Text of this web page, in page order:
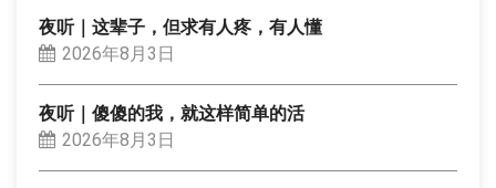
夜听｜这辈子，但求有人疼，有人懂
2026年8月3日
夜听｜傻傻的我，就这样简单的活
2026年8月3日